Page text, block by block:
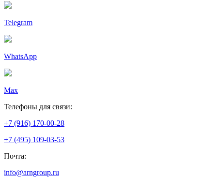
Telegram
WhatsApp
Max
Телефоны для связи:
+7 (916) 170-00-28
+7 (495) 109-03-53
Почта:
info@arngroup.ru